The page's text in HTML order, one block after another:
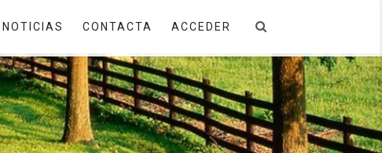
NOTICIAS CONTACTA ACCEDER